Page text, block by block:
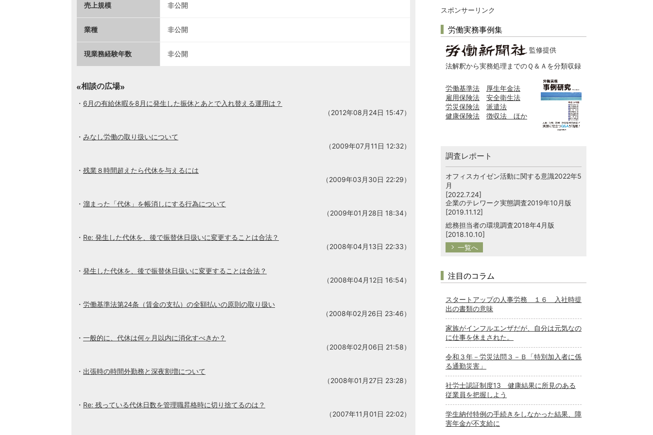
売上規模 非公開
業種 非公開
現業務経験年数 非公開
相談の広場
6月の有給休暇を8月に発生した振休とあとで入れ替える運用は？
（2012年08月24日 15:47）
みなし労働の取り扱いについて
（2009年07月11日 12:32）
残業８時間超えたら代休を与えるには
（2009年03月30日 22:29）
溜まった「代休」を帳消しにする行為について
（2009年01月28日 18:34）
Re: 発生した代休を、後で振替休日扱いに変更することは合法？
（2008年04月13日 22:33）
発生した代休を、後で振替休日扱いに変更することは合法？
（2008年04月12日 16:54）
労働基準法第24条（賃金の支払）の全額払いの原則の取り扱い
（2008年02月26日 23:46）
一般的に、代休は何ヶ月以内に消化すべきか？
（2008年02月06日 21:58）
出張時の時間外勤務と深夜割増について
（2008年01月27日 23:28）
Re: 残っている代休日数を管理職昇格時に切り捨てるのは？
（2007年11月01日 22:02）
スポンサーリンク
労働実務事例集
監修提供
法解釈から実務処理までのＱ＆Ａを分類収録
労働基準法
厚生年金法
雇用保険法
安全衛生法
労災保険法
派遣法
健康保険法
徴収法 ほか
調査レポート
オフィスカイゼン活動に関する意識2022年5
月
[2022.7.24]
企業のテレワーク実態調査2019年10月版
[2019.11.12]
総務担当者の環境調査2018年4月版
[2018.10.10]
一覧へ
注目のコラム
スタートアップの人事労務 １６ 入社時提
出の書類の意味
家族がインフルエンザだが、自分は元気なの
に仕事を休まされた。
令和３年－労災法問３－Ｂ「特別加入者に係
る通勤災害」
社労士認証制度13 健康結果に所見のある
従業員を把握しよう
学生納付特例の手続きをしなかった結果、障
害年金が不支給に